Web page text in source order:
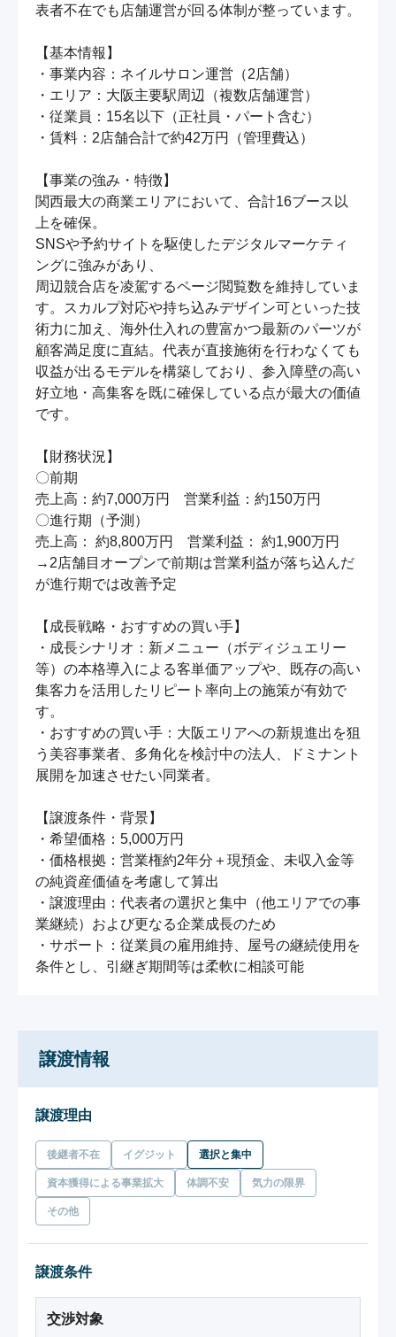
表者不在でも店舗運営が回る体制が整っています。
【基本情報】
・事業内容：ネイルサロン運営（2店舗）
・エリア：大阪主要駅周辺（複数店舗運営）
・従業員：15名以下（正社員・パート含む）
・賃料：2店舗合計で約42万円（管理費込）
【事業の強み・特徴】
関西最大の商業エリアにおいて、合計16ブース以
上を確保。
SNSや予約サイトを駆使したデジタルマーケティ
ングに強みがあり、
周辺競合店を凌駕するページ閲覧数を維持していま
す。スカルプ対応や持ち込みデザイン可といった技
術力に加え、海外仕入れの豊富かつ最新のパーツが
顧客満足度に直結。代表が直接施術を行わなくても
収益が出るモデルを構築しており、参入障壁の高い
好立地・高集客を既に確保している点が最大の価値
です。
【財務状況】
〇前期
売上高：約7,000万円　営業利益：約150万円
〇進行期（予測）
売上高： 約8,800万円　営業利益： 約1,900万円
→2店舗目オープンで前期は営業利益が落ち込んだ
が進行期では改善予定
【成長戦略・おすすめの買い手】
・成長シナリオ：新メニュー（ボディジュエリー
等）の本格導入による客単価アップや、既存の高い
集客力を活用したリピート率向上の施策が有効で
す。
・おすすめの買い手：大阪エリアへの新規進出を狙
う美容事業者、多角化を検討中の法人、ドミナント
展開を加速させたい同業者。
【譲渡条件・背景】
・希望価格：5,000万円
・価格根拠：営業権約2年分＋現預金、未収入金等
の純資産価値を考慮して算出
・譲渡理由：代表者の選択と集中（他エリアでの事
業継続）および更なる企業成長のため
・サポート：従業員の雇用維持、屋号の継続使用を
条件とし、引継ぎ期間等は柔軟に相談可能
譲渡情報
譲渡理由
後継者不在 イグジット 選択と集中
資本獲得による事業拡大 体調不安 気力の限界
その他
譲渡条件
交渉対象